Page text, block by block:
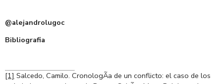
@alejandrolugoc
Bibliografia
[1] Salcedo, Camilo. CronologÃ­a de un conflicto: el caso de los